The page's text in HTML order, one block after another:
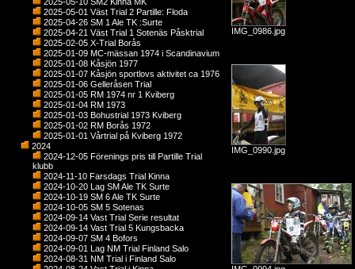
2025-05-01 Väst Trial 2 Partille: Floda
2025-04-26 SM 1 Ale TK :Surte
2025-04-21 Väst Trial 1 Sotenäs Påsktrial
2025-02-05 X-Trial Borås
2025-01-09 MC-mässan 1974 i Scandinavium
2025-01-08 Kåsjön 1977
2025-01-07 Kåsjön sportlovs aktivitet ca 1976
2025-01-06 Gelleråsen Trial
2025-01-05 RM 1974 nr 1 Kviberg
2025-01-04 RM 1973
2025-01-03 Bohustrial 1973 Kviberg
2025-01-02 RM Borås 1972
2025-01-01 Vårtrial på Kviberg 1972
2024
2024-12-05 Förenings pris till Partille Trial
klubb
2024-11-10 Farsdags Trial Kinna
2024-10-20 Lag SM Ale TK Surte
2024-10-19 SM 6 Ale TK Surte
2024-10-05 SM 5 Sotenas
2024-09-14 Vast Trial Serie resultat
2024-09-14 Vast Trial 5 Kungsbacka
2024-09-07 SM 4 Bofors
2024-09-01 Lag NM Trial Finland Salo
2024-08-31 NM Trial i Finland Salo
IMG_0986.jpg
IMG_0990.jpg